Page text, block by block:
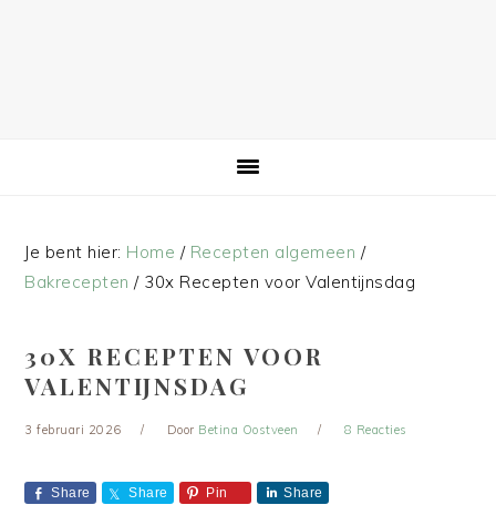
Je bent hier: Home / Recepten algemeen /
Bakrecepten /30x Recepten voor Valentijnsdag
30X RECEPTEN VOOR
VALENTIJNSDAG
3 februari 2026 Door Betina Oostveen 8 Reacties
Share Share Pin Share